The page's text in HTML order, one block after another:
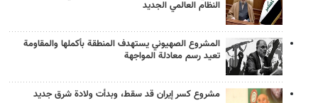
النظام العالمي الجديد
المشروع الصهيوني يستهدف المنطقة بأكملها والمقاومة
تعيد رسم معادلة المواجهة
مشروع كسر إيران قد سقط، وبدأت ولادة شرق جديد